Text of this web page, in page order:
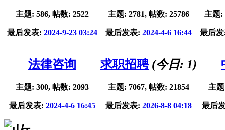
主题: 586, 帖数: 2522
最后发表: 2024-9-23 03:24
主题: 2781, 帖数: 25786
最后发表: 2024-4-6 16:44
主题:
最后
法律咨询
主题: 300, 帖数: 2093
最后发表: 2024-4-6 16:45
求职招聘(今日: 1)
主题: 7067, 帖数: 21854
最后发表: 2026-8-8 04:18
主
最后